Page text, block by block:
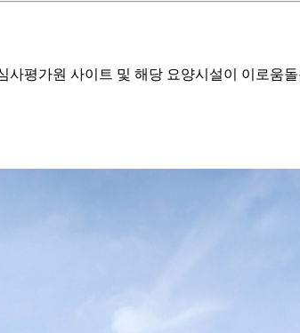
평가원 사이트 및 해당 요양시설이 이로움